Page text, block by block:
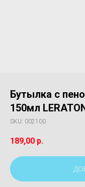
Бутылка с
150мл
SKU: 002100
189,00 р.